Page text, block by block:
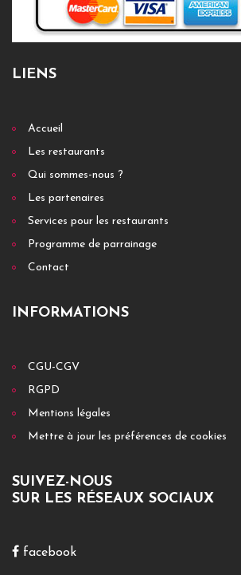
LIENS
Accueil
Les restaurants
Qui sommes-nous ?
Les partenaires
Services pour les restaurants
Programme de parrainage
Contact
INFORMATIONS
CGU-CGV
RGPD
Mentions légales
Mettre à jour les préférences de cookies
SUIVEZ-NOUS
SUR LES RÉSEAUX SOCIAUX
facebook